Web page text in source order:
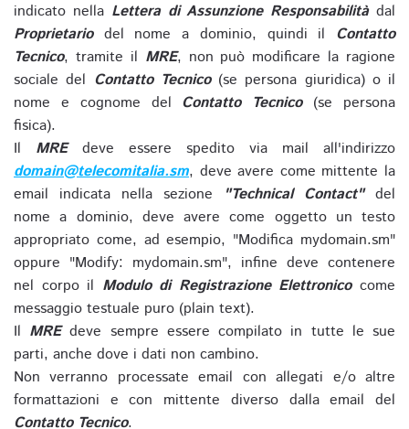
indicato nella Lettera di Assunzione Responsabilitàdal
Proprietariodel nome a dominio, quindi il Contatto
Tecnico, tramite il MRE, non può modificare la ragione
sociale del Contatto Tecnico(se persona giuridica) o il
nome e cognome del Contatto Tecnico(se persona
fisica).
Il MREdeve essere spedito via mail all'indirizzo
domain@telecomitalia.sm, deve avere come mittente la
email indicata nella sezione
"Technical Contact"del
nome a dominio, deve avere come oggetto un testo
appropriato come, ad esempio, "Modifica mydomain.sm"
oppure "Modify: mydomain.sm", infine deve contenere
nel corpo il Modulo di Registrazione Elettronicocome
messaggio testuale puro (plain text).
Il MREdeve sempre essere compilato in tutte le sue
parti, anche dove i dati non cambino.
Non verranno processate email con allegati e/o altre
formattazioni e con mittente diverso dalla email del
Contatto Tecnico.